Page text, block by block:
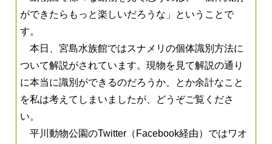
ができたらもっと楽しいだろうな」ということで
す。
本日、宮島水族館ではスナメリの個体識別方法に
ついて解説がされています。現物を見て解説の通り
に本当に識別ができるのだろうか、とか余計なこと
を私は考えてしまいましたが、どうぞご覧くださ
い。
平川動物公園のTwitter（Facebook経由）ではワオ